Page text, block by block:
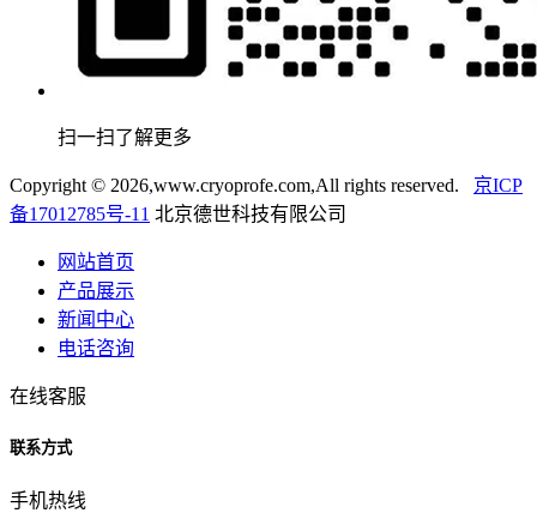
扫一扫了解更多
Copyright © 2026,www.cryoprofe.com,All rights reserved. 京ICP
备17012785号-11 北京德世科技有限公司
网站首页
产品展示
新闻中心
电话咨询
在线客服
联系方式
手机热线